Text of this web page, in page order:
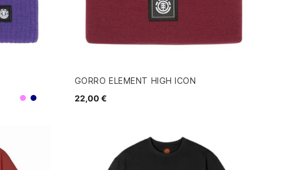
Morado
Navy
GORRO ELEMENT HIGH ICON
22,00 €